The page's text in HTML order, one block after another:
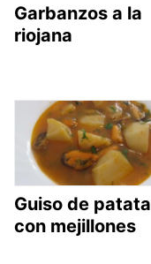
Garbanzos a la
riojana
Guiso de patata
con mejillones